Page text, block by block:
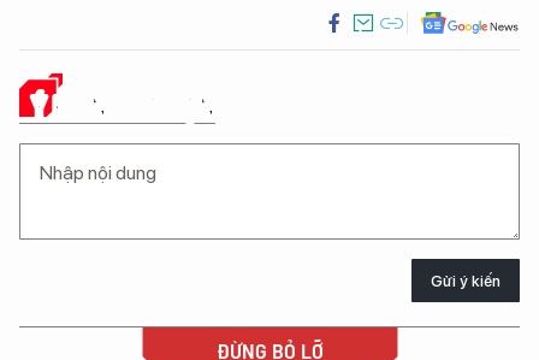
Ý KIẾN CỦA BẠN
Gửi ý kiến
ĐỪNG BỎ LỠ